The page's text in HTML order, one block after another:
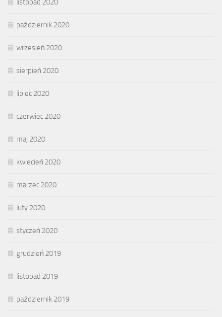
listopad 2020
październik 2020
wrzesień 2020
sierpień 2020
lipiec 2020
czerwiec 2020
maj 2020
kwiecień 2020
marzec 2020
luty 2020
styczeń 2020
grudzień 2019
listopad 2019
październik 2019